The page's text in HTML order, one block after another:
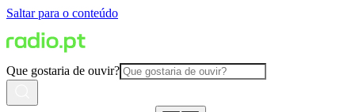
Saltar para o conteúdo
Que gostaria de ouvir?